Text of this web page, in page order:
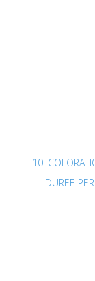
10'
DUREE